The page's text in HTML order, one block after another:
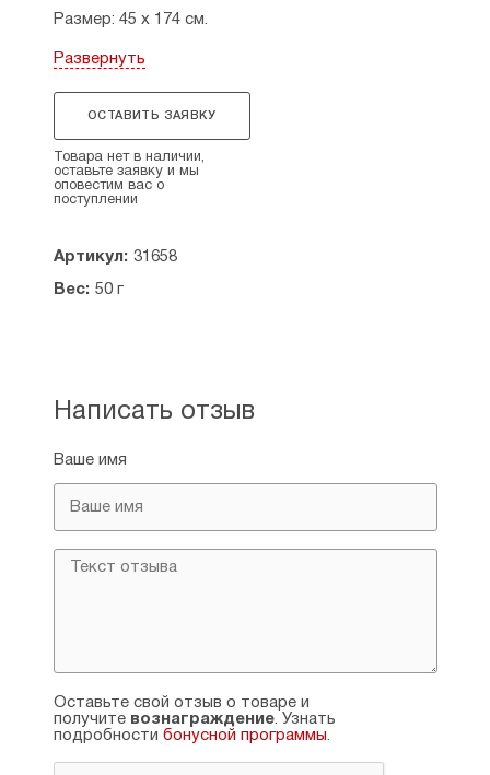
Размер: 45 х 174 см.
Страна производитель: Россия.
Развернуть
ОСТАВИТЬ ЗАЯВКУ
Товара нет в наличии,
оставьте заявку и мы
оповестим вас о
поступлении
Артикул: 31658
Вес: 50 г
Написать отзыв
Ваше имя
Оставьте свой отзыв о товаре и
получите вознаграждение. Узнать
подробности бонусной программы.